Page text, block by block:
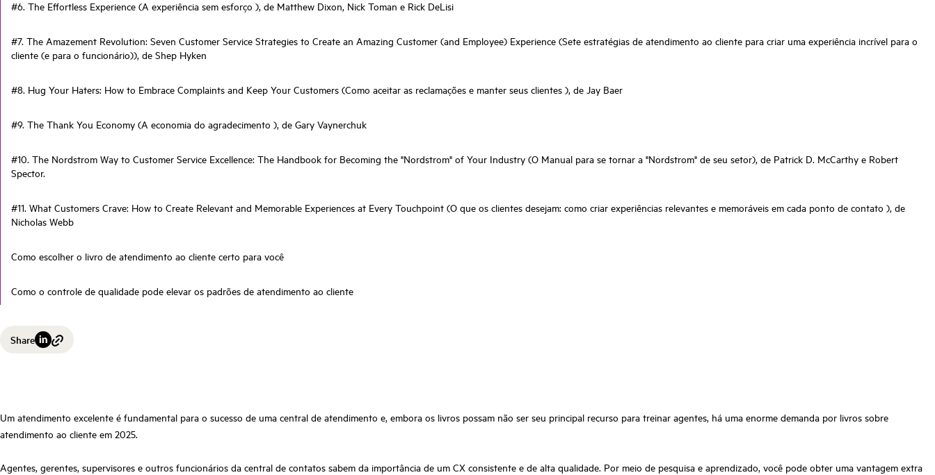
#6. The Effortless Experience (A experiência sem esforço ), de Matthew Dixon, Nick Toman e Rick DeLisi
#7. The Amazement Revolution: Seven Customer Service Strategies to Create an Amazing Customer (and Employee) Experience (Sete estratégias de atendimento ao cliente para criar uma experiência incrível para o
cliente (e para o funcionário)), de Shep Hyken
#8. Hug Your Haters: How to Embrace Complaints and Keep Your Customers (Como aceitar as reclamações e manter seus clientes ), de Jay Baer
#9. The Thank You Economy (A economia do agradecimento ), de Gary Vaynerchuk
#10. The Nordstrom Way to Customer Service Excellence: The Handbook for Becoming the "Nordstrom" of Your Industry (O Manual para se tornar a "Nordstrom" de seu setor), de Patrick D. McCarthy e Robert
Spector.
#11. What Customers Crave: How to Create Relevant and Memorable Experiences at Every Touchpoint (O que os clientes desejam: como criar experiências relevantes e memoráveis em cada ponto de contato ), de
Nicholas Webb
Como escolher o livro de atendimento ao cliente certo para você
Como o controle de qualidade pode elevar os padrões de atendimento ao cliente
Share
Um atendimento excelente é fundamental para o sucesso de uma central de atendimento e, embora os livros possam não ser seu principal recurso para treinar agentes, há uma enorme demanda por livros sobre
atendimento ao cliente em 2025.
Agentes, gerentes, supervisores e outros funcionários da central de contatos sabem da importância de um CX consistente e de alta qualidade. Por meio de pesquisa e aprendizado, você pode obter uma vantagem extra